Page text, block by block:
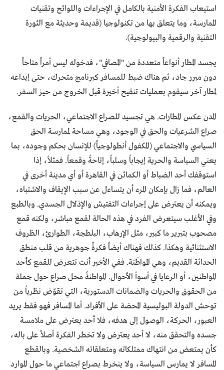
استيعاب الفكرة الأمنية بالكامل في الإجراءات واللوائح وتقنيات
الممارسة، وما يتعلق بها من تكنولوجيا (قديمة وحديثة مع الثورة
التقنية والرقمية والبيولوجية).
يجسد المطار أنواعاً متعددة من "المصافي"، فدخوله ليس أمراً متاحاً
دون مبرر جاد، ثم هناك ضبط للمسافر كبرنامج متحرك، حتى إيداعه
لمطار آخر سيقوم بعمليات تنقيح أخيرة قبل الخروج من حيز السفر.
المدن عكس المطارات. هي تجسيد للصراع الاجتماعي، الحريات والقمع،
صراع الشرعيات والحق في الوجود، وهي مساحة لممارسة الحق
السياسي والاجتماعي (المكفول أنطولوجياً) للإنسان بحكم وجوده، بما
يعني السياسة والحرية إيجاباً وسلباً، إتاحةً وقمعاً. فمثلاً، إذا
استوقفك أحد الضباط أو الكمائن في القاهرة أو أي مدينة أخرى في
العالم، فما زال بإمكان المرء أن يتساءل عن سبب الإيقاف والاشتباه،
ويمكنه أن يعترض على إجراءات التفتيش والإذلال الجسدي. وبالطبع
وفي الأغلب سيتعرض الفرد في هذه الحالة لقمع مباشر، ولكنه قمع
مصحوب بتبرير ما كبير، مثل الإرهاب، البلطجة، الطوارئ، الظروف
الاستثنائية وهكذا. كذلك فهناك أيضاً فكرةٌ جوهرية من قلب منطق
الحداثة القديم، وهي المواطَنة. ففي الأخير أنت تتعرض للقمع كأحد
المواطنين، أو الرعايا في أسوأ الأحوال. المواطنةُ محل صراع حول جملة
من الحقوق والحريات والضمانات الدستورية، التي تقوّض نظرياً من
توحش الدولة البوليسية المحضة على الأفراد. أما المسافر فهو فقط يريد
العبور، الحركة، الوصول إلى هدفه، فلا أحد يعترض على ملامسة
جسده والتحقق منه، لا أحد يعترض ولا تخطر الفكرة أصلاً على باله،
كأن يمتعض من انتهاك ممتلكاته ومتعلقاته الشخصية. وبالقطع
المسافر لا يمارس السياسة، ولا ينخرط بصراع اجتماعي ما حول الموارد